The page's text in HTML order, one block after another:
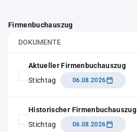
Firmenbuchauszug
DOKUMENTE
Aktueller Firmenbuchauszug
Stichtag
06.08.2026
Historischer Firmenbuchauszug
Stichtag
06.08.2026